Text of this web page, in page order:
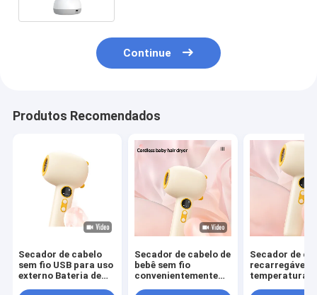
Continue
Produtos Recomendados
Secador de cabelo
sem fio USB para uso
externo Bateria de
Secador de cabelo de
bebê sem fio
convenientemente
Secador de
recarregável
temperatura